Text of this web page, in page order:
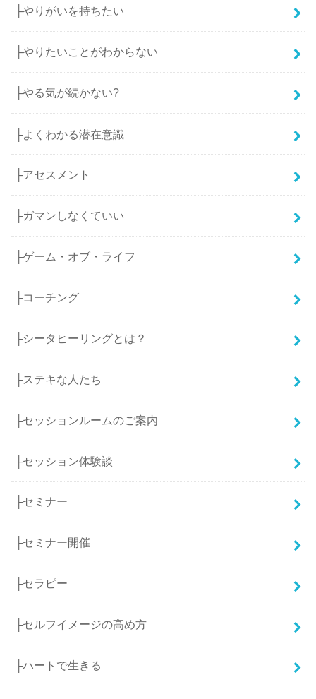
├やりがいを持ちたい
├やりたいことがわからない
├やる気が続かない?
├よくわかる潜在意識
├アセスメント
├ガマンしなくていい
├ゲーム・オブ・ライフ
├コーチング
├シータヒーリングとは？
├ステキな人たち
├セッションルームのご案内
├セッション体験談
├セミナー
├セミナー開催
├セラピー
├セルフイメージの高め方
├ハートで生きる